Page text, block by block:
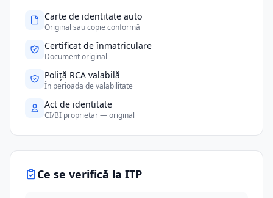
Carte de identitate auto
Original sau copie conformă
Certificat de înmatriculare
Document original
Poliță RCA valabilă
În perioada de valabilitate
Act de identitate
CI/BI proprietar — original
Ce se verifică la ITP